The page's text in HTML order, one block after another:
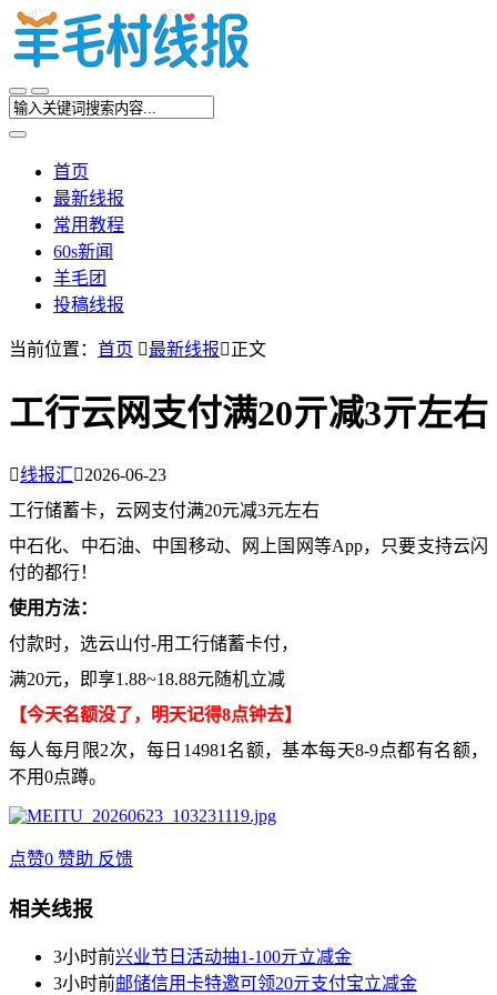
首页
最新线报
常用教程
60s新闻
羊毛团
投稿线报
当前位置： 首页 最新线报正文
工行云网支付满20亓减3亓左右
线报汇2026-06-23
工行储蓄卡，云网支付满20元减3元左右
中石化、中石油、中国移动、网上国网等App，只要支持云闪
付的都行！
使用方法：
付款时，选云山付-用工行储蓄卡付，
满20元，即享1.88~18.88元随机立减
【今天名额没了，明天记得8点钟去】
每人每月限2次，每日14981名额，基本每天8-9点都有名额，
不用0点蹲。
点赞0 赞助 反馈
相关线报
3小时前兴业节日活动抽1-100亓立减金
3小时前邮储信用卡特邀可领20亓支付宝立减金